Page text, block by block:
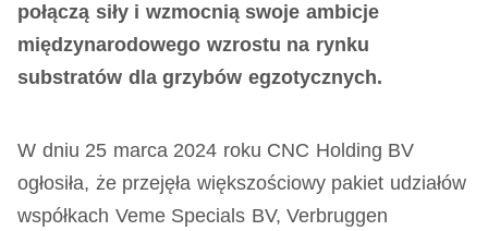
połączą siły i wzmocnią swoje ambicje
międzynarodowego wzrostu na rynku
substratów dla grzybów egzotycznych.
W dniu 25 marca 2024 roku CNC Holding BV
ogłosiła, że przejęła większościowy pakiet udziałów
współkach Veme Specials BV, Verbruggen